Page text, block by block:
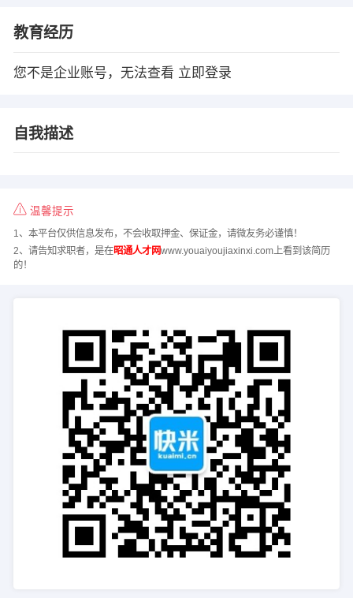
教育经历
您不是企业账号，无法查看 立即登录
自我描述
温馨提示
1、本平台仅供信息发布，不会收取押金、保证金，请微友务必谨慎！
2、请告知求职者，是在昭通人才网www.youaiyoujiaxinxi.com上看到该简历
的！